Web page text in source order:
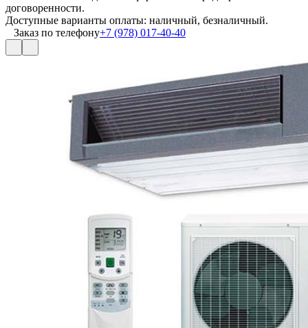
договоренности.
Доступные варианты оплаты: наличный, безналичный.
Заказ по телефону+7 (978) 017-40-40